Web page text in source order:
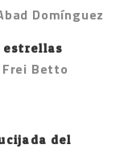
Domínguez
estrellas
Frei Betto
del